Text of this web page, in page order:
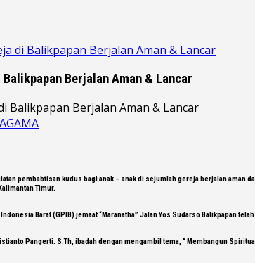
di Balikpapan Berjalan Aman & Lancar
Berjalan Aman & Lancar
pembabtisan kudus bagi anak – anak di sejumlah gereja berjalan
Timur.
Barat (GPIB) jemaat “Maranatha” Jalan Yos Sudarso Balikpapan
Pangerti. S.Th, ibadah dengan mengambil tema, “ Membangun